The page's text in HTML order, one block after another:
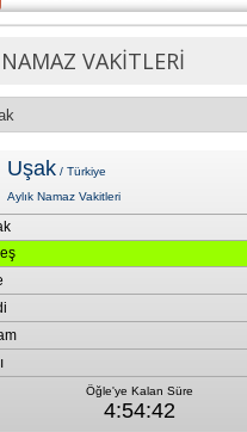
VAKİTLERİ